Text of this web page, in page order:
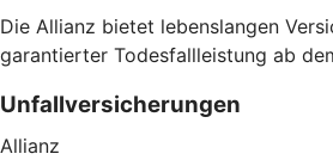
Die Allianz bietet lebenslangen
garantierter Todesfallleistung ab
Unfallversicherungen
Allianz